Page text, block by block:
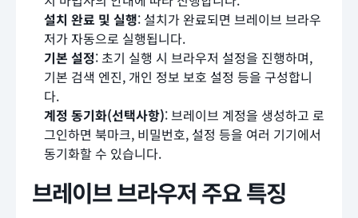
설치 완료 및 실행: 설치가 완료되면 브레이브 브라우
저가 자동으로 실행됩니다.
기본 설정: 초기 실행 시 브라우저 설정을 진행하며,
기본 검색 엔진, 개인 정보 보호 설정 등을 구성합니
다.
계정 동기화(선택사항): 브레이브 계정을 생성하고 로
그인하면 북마크, 비밀번호, 설정 등을 여러 기기에서
동기화할 수 있습니다.
브레이브 브라우저 주요 특징